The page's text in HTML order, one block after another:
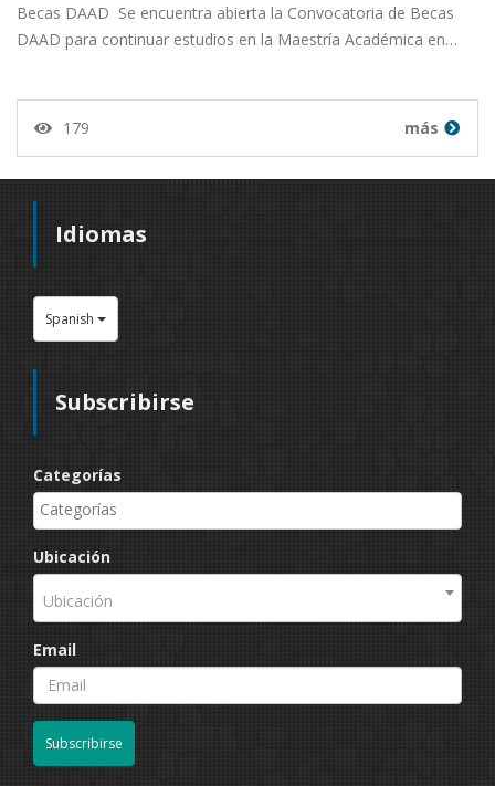
Becas DAAD Se encuentra abierta la Convocatoria de Becas
DAAD para continuar estudios en la Maestría Académica en…
179 más
Idiomas
Spanish
Subscribirse
Categorías
Ubicación
Ubicación
Email
Subscribirse